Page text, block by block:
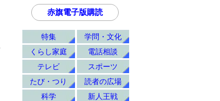
赤旗電子版購読
特集
学問・文化
くらし家庭
電話相談
テレビ
スポーツ
たび・つり
読者の広場
科学
新人王戦